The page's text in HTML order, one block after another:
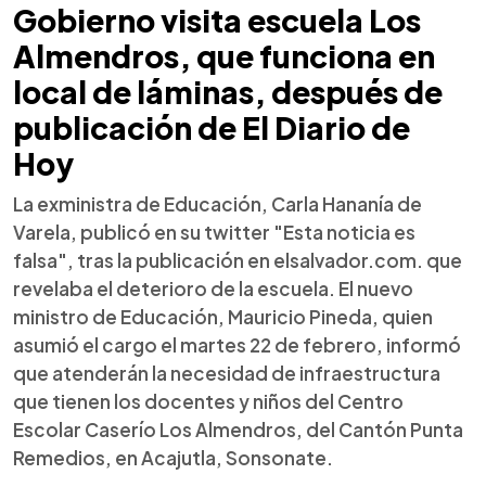
Gobierno visita escuela Los
Almendros, que funciona en
local de láminas, después de
publicación de El Diario de
Hoy
La exministra de Educación, Carla Hananía de
Varela, publicó en su twitter "Esta noticia es
falsa", tras la publicación en elsalvador.com. que
revelaba el deterioro de la escuela. El nuevo
ministro de Educación, Mauricio Pineda, quien
asumió el cargo el martes 22 de febrero, informó
que atenderán la necesidad de infraestructura
que tienen los docentes y niños del Centro
Escolar Caserío Los Almendros, del Cantón Punta
Remedios, en Acajutla, Sonsonate.